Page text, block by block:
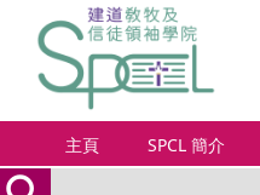
主頁 SPCL 簡介